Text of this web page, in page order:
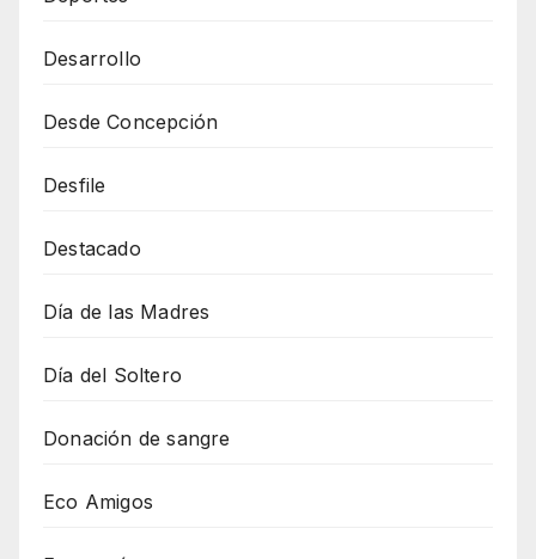
Desarrollo
Desde Concepción
Desfile
Destacado
Día de las Madres
Día del Soltero
Donación de sangre
Eco Amigos